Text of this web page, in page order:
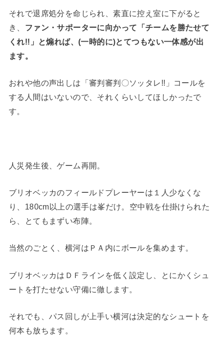
それで退席処分を命じられ、素直に控え室に下がると
き、 ファン・サポーターに向かって「チームを勝たせて
くれ!!」と煽れば、(一時的に)とてつもない一体感が出
ます。
おれや他の声出しは「審判審判〇ソッタレ!!」コールを
する人間はいないので、それくらいしてほしかったで
す。
人災発生後、ゲーム再開。
ブリオベッカのフィールドプレーヤーは１人少なくな
り、180cm以上の選手は峯だけ。空中戦を仕掛けられた
ら、とてもまずい布陣。
当然のごとく、横河はＰＡ内にボールを集めます。
ブリオベッカはＤＦラインを低く設定し、とにかくシュ
ートを打たせない守備に徹します。
それでも、パス回しが上手い横河は決定的なシュートを
何本も放ちます。